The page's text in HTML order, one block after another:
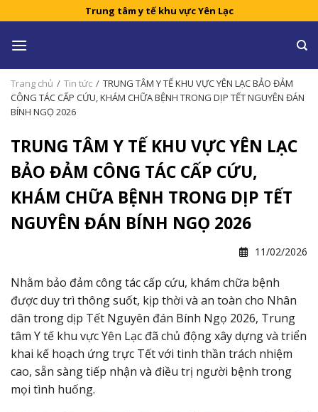
to
content
Trung tâm y tế khu vực Yên Lạc
Trang chủ / Tin tức / TRUNG TÂM Y TẾ KHU VỰC YÊN LẠC BẢO ĐẢM
CÔNG TÁC CẤP CỨU, KHÁM CHỮA BỆNH TRONG DỊP TẾT NGUYÊN ĐÁN
BÍNH NGỌ 2026
TRUNG TÂM Y TẾ KHU VỰC YÊN LẠC
BẢO ĐẢM CÔNG TÁC CẤP CỨU,
KHÁM CHỮA BỆNH TRONG DỊP TẾT
NGUYÊN ĐÁN BÍNH NGỌ 2026
11/02/2026
Nhằm bảo đảm công tác cấp cứu, khám chữa bệnh
được duy trì thông suốt, kịp thời và an toàn cho Nhân
dân trong dịp Tết Nguyên đán Bính Ngọ 2026, Trung
tâm Y tế khu vực Yên Lạc đã chủ động xây dựng và triển
khai kế hoạch ứng trực Tết với tinh thần trách nhiệm
cao, sẵn sàng tiếp nhận và điều trị người bệnh trong
mọi tình huống.